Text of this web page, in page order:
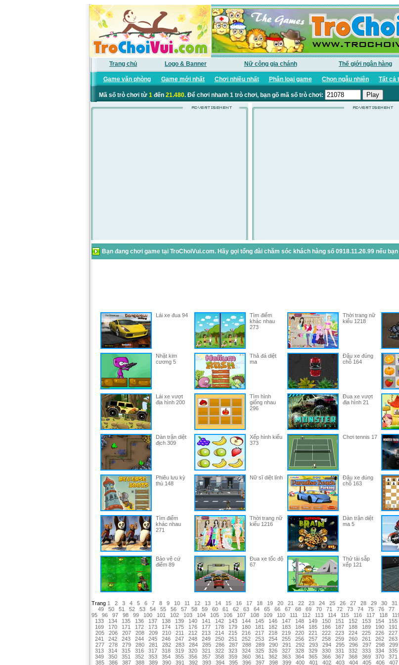
Trang chủ Logo & Banner Nữ công gia chánh Thế giới ngân hàng
Game văn phòng Game mới nhất Chơi nhiều nhất Phân loại game Chọn ngẫu nhiên Tất cả
Mã số trò chơi từ 1đến 21.480. Để chơi nhanh 1 trò chơi, bạn gõ mã số trò chơi:
Bạn đang chơi game tại TroChoiVui.com. Hãy gọi tổng đài chăm sóc khách hàng số 0918.11.26.99 nếu
Lái xe đua 94
Tìm điểm
khác nhau
273
Thời trang nữ
kiểu 1218
Nhặt kim
cương 5
Thả đá diệt
ma
Đậu xe đúng
chỗ 164
Lái xe vượt
địa hình 200
Tìm hình
giống nhau
296
Đua xe vượt
địa hình 21
Dàn trận diệt
địch 309
Xếp hình kiểu
373
Chơi tennis 17
Phiêu lưu kỳ
thú 148
Nữ sĩ diệt lính
Đậu xe đúng
chỗ 163
Tìm điểm
khác nhau
271
Thời trang nữ
kiểu 1216
Dàn trận diệt
ma 5
Bảo vệ cứ
điểm 89
Đua xe tốc độ
67
Thử tài sắp
xếp 121
Trang 1 2 3 4 5 6 7 8 9 10 11 12 13 14 15 16 17 18 19 20 21 22 23 24 25 26 27 28 29 30 31
49
50 51 52 53 54 55 56 57 58 59 60 61 62 63 64 65 66 67 68 69 70 71 72 73 74 75 76 77
95
96 97 98 99 100 101 102 103 104 105 106 107 108 109 110 111 112 113 114 115 116 117 118
133
134 135 136 137 138 139 140 141 142 143 144 145 146 147 148 149 150 151 152 153 154 155
169
170 171 172 173 174 175 176 177 178 179 180 181 182 183 184 185 186 187 188 189 190 191
205
206 207 208 209 210 211 212 213 214 215 216 217 218 219 220 221 222 223 224 225 226 227
241
242 243 244 245 246 247 248 249 250 251 252 253 254 255 256 257 258 259 260 261 262 263
277
278 279 280 281 282 283 284 285 286 287 288 289 290 291 292 293 294 295 296 297 298 299
313
314 315 316 317 318 319 320 321 322 323 324 325 326 327 328 329 330 331 332 333 334 335
349
350 351 352 353 354 355 356 357 358 359 360 361 362 363 364 365 366 367 368 369 370 371
385
386 387 388 389 390 391 392 393 394 395 396 397 398 399 400 401 402 403 404 405 406 407